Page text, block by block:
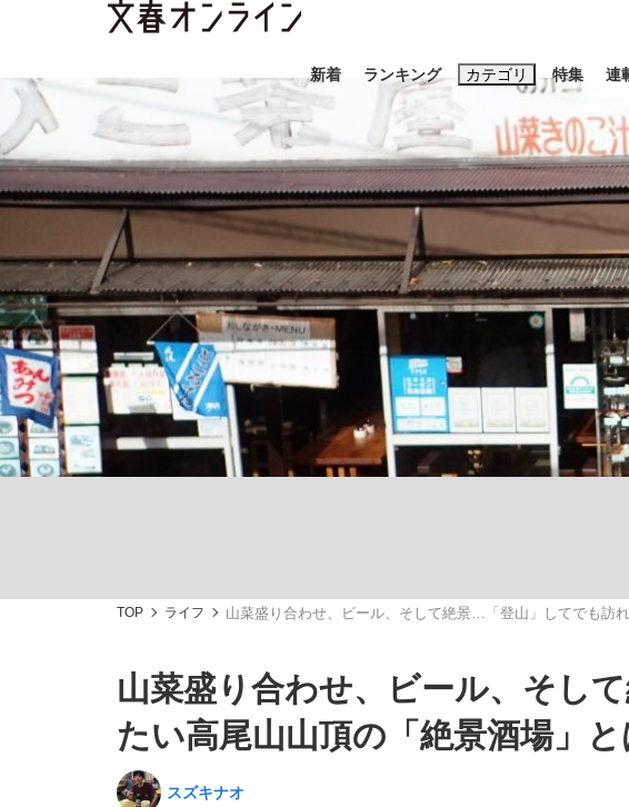
新着 ランキング カテゴリ
スクープ ニュース エン
「90%は失敗する。でも…」本田圭佑が初めて明かした日本代
「敗因分析は一切聞かれなかった」侍ジャパン選手が証言した
特集
終戦から81年
キングの誕生を、目撃せよ。
連
おすすめのキーワードタグ一
#藤田晋 #三山凌輝 #高市早
#玉木雄一郎
#池上彰
TOP ライフ 山菜盛り合わせ、ビール、そして絶景…「登山」してでも訪
山菜盛り合わせ、ビール、そし
たい高尾山山頂の「絶景酒場」と
スズキナオ